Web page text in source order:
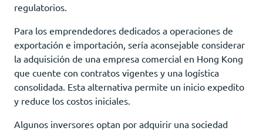
regulatorios.
Para los emprendedores dedicados a operaciones de
exportación e importación, sería aconsejable considerar
la adquisición de una empresa comercial en Hong Kong
que cuente con contratos vigentes y una logística
consolidada. Esta alternativa permite un inicio expedito
y reduce los costos iniciales.
Algunos inversores optan por adquirir una sociedad